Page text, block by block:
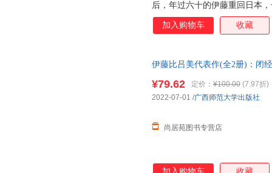
后，年过六十的伊藤重回日本
独居生活。在阔别二十余年、
事。 ※以伊藤式的坦荡幽默，
考生命的意义：死而不灭，生
★《闭经记》作者伊藤比吕美
伊藤比吕美一边思索着读者的
加入购物车 收藏
伊藤比吕美代表作(全2册)：闭
¥79.62 定价： ¥100.00 (7.97折)
尚居苑图书专营店
2022-07-01 /广西师范大学出版社